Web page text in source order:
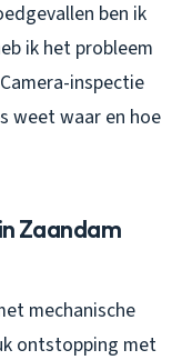
ben ik
ik het probleem
inspectie
weet waar en hoe
Zaandam
mechanische
ontstopping met